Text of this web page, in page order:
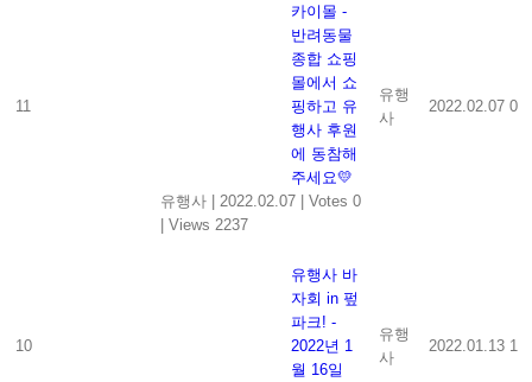
11
카이몰 -
반려동물
종합 쇼핑
몰에서 쇼
핑하고 유
행사 후원
에 동참해
주세요💛
유행사 | 2022.02.07 | Votes 0
| Views 2237
유행
사
2022.02.07 0
10
유행사 바
자회 in 펖
파크! -
2022년 1
월 16일
유행
사
2022.01.13 1